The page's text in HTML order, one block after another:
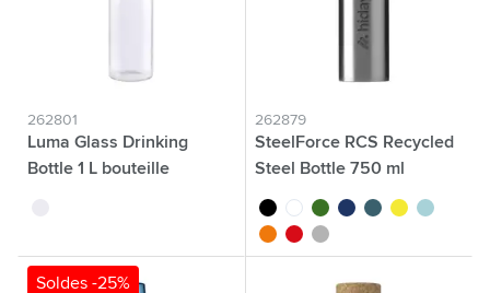
262801
Luma Glass Drinking
Bottle 1 L bouteille
262879
SteelForce RCS Recycled
Steel Bottle 750 ml
noir blancvert bleu bleu/vert
jaunebaby blue
orangerougeargenté
Soldes -25%